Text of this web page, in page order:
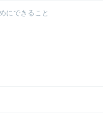
にできること